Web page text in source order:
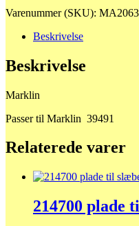
Varenummer (SKU):
Beskrivelse
Beskrivelse
Marklin
Passer til Marklin 39491
Relaterede varer
214700 plade